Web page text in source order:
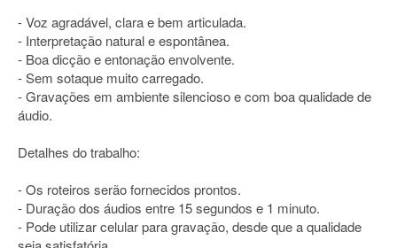
- Voz agradável, clara e bem articulada.
- Interpretação natural e espontânea.
- Boa dicção e entonação envolvente.
- Sem sotaque muito carregado.
- Gravações em ambiente silencioso e com boa qualidade de
áudio.
Detalhes do trabalho:
- Os roteiros serão fornecidos prontos.
- Duração dos áudios entre 15 segundos e 1 minuto.
- Pode utilizar celular para gravação, desde que a qualidade